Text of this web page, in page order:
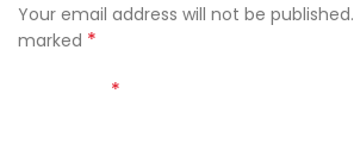
Your email address will not be published.
marked *
*